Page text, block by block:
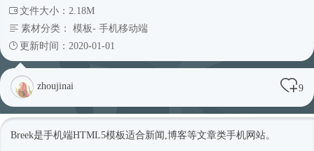
文件大小：2.18M
素材分类： 模板- 手机移动端
更新时间：2020-01-01
zhoujinai 9
Breek是手机端HTML5模板适合新闻,博客等文章类手机网站。